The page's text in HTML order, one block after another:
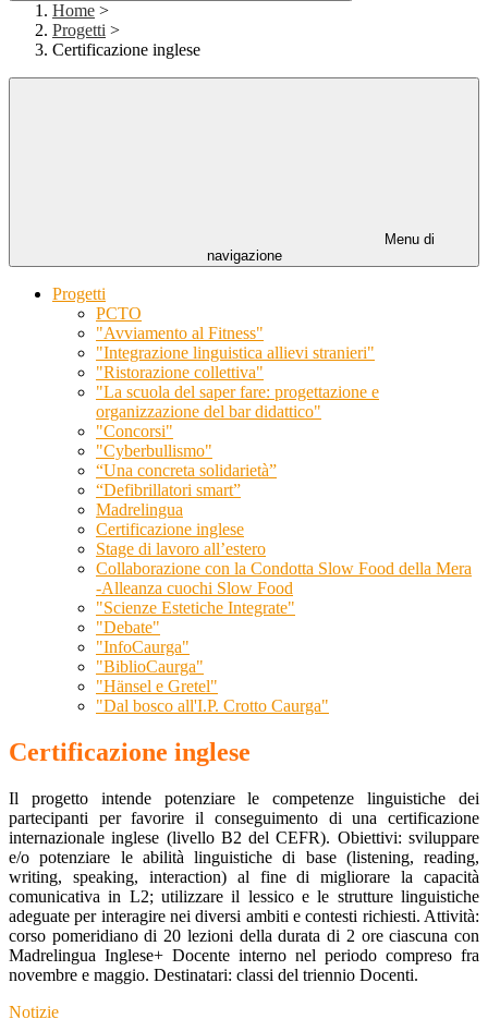
Home >
Progetti >
Certificazione inglese
Menu di
navigazione
Progetti
PCTO
"Avviamento al Fitness"
"Integrazione linguistica allievi stranieri"
"Ristorazione collettiva"
"La scuola del saper fare: progettazione e
organizzazione del bar didattico"
"Concorsi"
"Cyberbullismo"
“Una concreta solidarietà”
“Defibrillatori smart”
Madrelingua
Certificazione inglese
Stage di lavoro all’estero
Collaborazione con la Condotta Slow Food della Mera
-Alleanza cuochi Slow Food
"Scienze Estetiche Integrate"
"Debate"
"InfoCaurga"
"BiblioCaurga"
"Hänsel e Gretel"
"Dal bosco all'I.P. Crotto Caurga"
Certificazione inglese
Il progetto intende potenziare le competenze linguistiche dei
partecipanti per favorire il conseguimento di una certificazione
internazionale inglese (livello B2 del CEFR). Obiettivi: sviluppare
e/o potenziare le abilità linguistiche di base (listening, reading,
writing, speaking, interaction) al fine di migliorare la capacità
comunicativa in L2; utilizzare il lessico e le strutture linguistiche
adeguate per interagire nei diversi ambiti e contesti richiesti. Attività:
corso pomeridiano di 20 lezioni della durata di 2 ore ciascuna con
Madrelingua Inglese+ Docente interno nel periodo compreso fra
novembre e maggio. Destinatari: classi del triennio Docenti.
Notizie